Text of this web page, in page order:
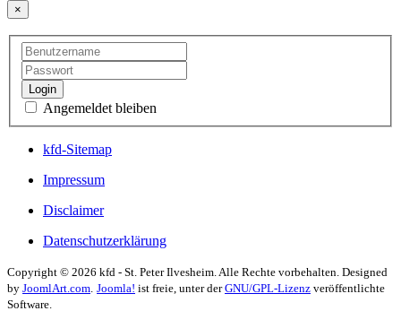
×
Login
Angemeldet bleiben
kfd-Sitemap
Impressum
Disclaimer
Datenschutzerklärung
Copyright © 2026 kfd - St. Peter Ilvesheim. Alle Rechte vorbehalten. Designed
by JoomlArt.com. Joomla! ist freie, unter derGNU/GPL-Lizenz veröffentlichte
Software.